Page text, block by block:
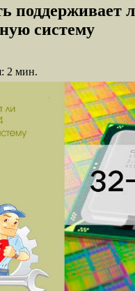
поддерживает
систему
2 мин.